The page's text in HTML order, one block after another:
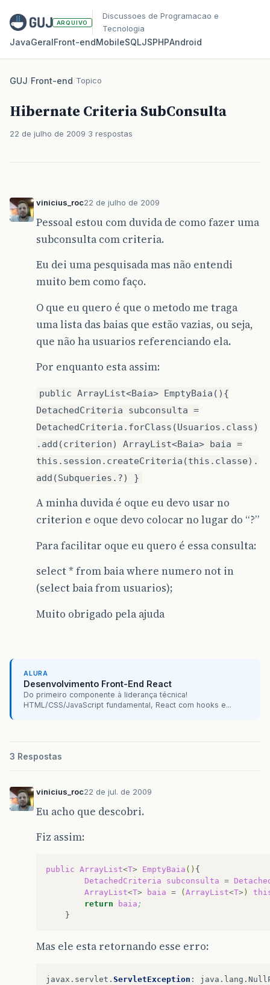
ARQUIVO
Discussoes de Programacao e
Tecnologia
JavaGeralFront‑endMobileSQLJSPHPAndroid
GUJ/Front-end/Topico
Hibernate Criteria SubConsulta
22 de julho de 2009 3 respostas
vinicius_roc22 de julho de 2009
Pessoal estou com duvida de como fazer uma
subconsulta com criteria.
Eu dei uma pesquisada mas não entendi
muito bem como faço.
O que eu quero é que o metodo me traga
uma lista das baias que estão vazias, ou seja,
que não ha usuarios referenciando ela.
Por enquanto esta assim:
public ArrayList<Baia> EmptyBaia(){
DetachedCriteria subconsulta =
DetachedCriteria.forClass(Usuarios.class)
.add(criterion) ArrayList<Baia> baia =
this.session.createCriteria(this.classe).
add(Subqueries.?) }
A minha duvida é oque eu devo usar no
criterion e oque devo colocar no lugar do “?”
Para facilitar oque eu quero é essa consulta:
select * from baia where numero not in
(select baia from usuarios);
Muito obrigado pela ajuda
ALURA
Desenvolvimento Front-End React
Do primeiro componente à liderança técnica!
HTML/CSS/JavaScript fundamental, React com hooks e...
3 Respostas
vinicius_roc22 de jul. de 2009
Eu acho que descobri.
Fiz assim:
public ArrayList<T> EmptyBaia ()
DetachedCriteria
subconsulta =
ArrayList<T> baia = ( ArrayList<T> )
return
baia ;
Mas ele esta retornando esse erro:
javax . servlet . ServletException : java . lang .